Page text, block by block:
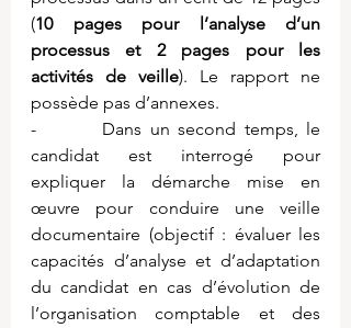
(10 pages pour l’analyse d’un
processus et 2 pages pour les
activités de veille). Le rapport ne
possède pas d’annexes.
-        Dans un second temps, le
candidat est interrogé pour
expliquer la démarche mise en
œuvre pour conduire une veille
documentaire (objectif : évaluer les
capacités d’analyse et d’adaptation
du candidat en cas d’évolution de
l’organisation comptable et des